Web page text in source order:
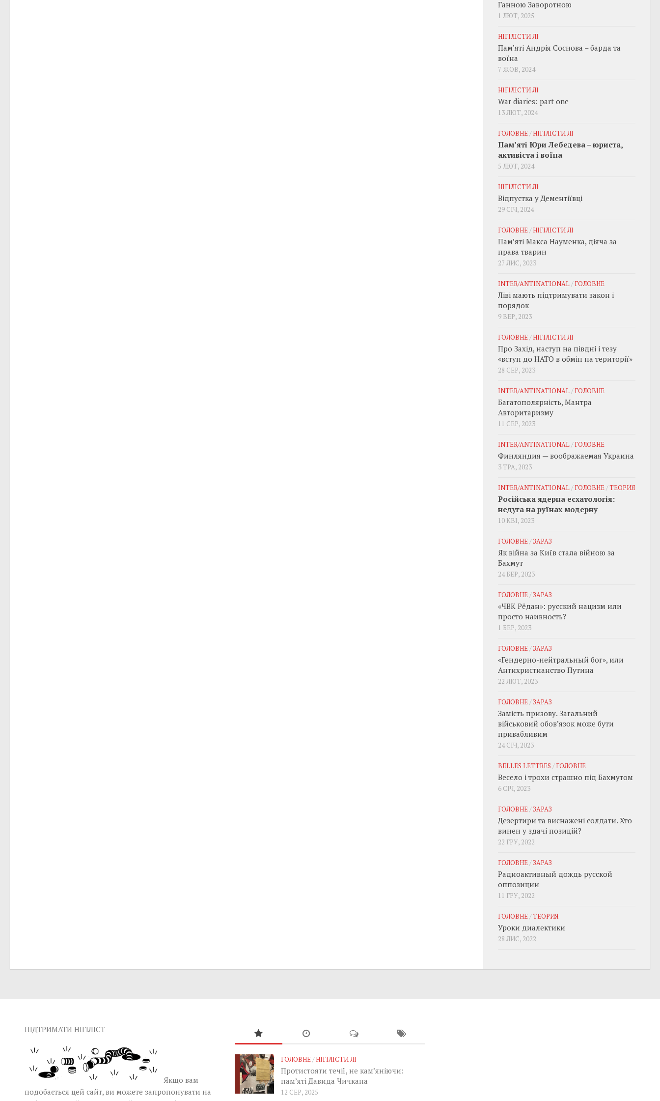
Ганною Заворотною
1 ЛЮТ, 2025
НІГІЛІСТИ ЛІ
Пам’яті Андрія Соснова – барда та
воїна
7 ЖОВ, 2024
НІГІЛІСТИ ЛІ
War diaries: part one
13 ЛЮТ, 2024
ГОЛОВНЕ/НІГІЛІСТИ ЛІ
Пам’яті Юри Лебедева – юриста,
активіста і воїна
5 ЛЮТ, 2024
НІГІЛІСТИ ЛІ
Відпустка у Дементіївці
29 СІЧ, 2024
ГОЛОВНЕ/НІГІЛІСТИ ЛІ
Пам’яті Макса Науменка, діяча за
права тварин
27 ЛИС, 2023
INTER/ANTINATIONAL/ГОЛОВНЕ
Ліві мають підтримувати закон і
порядок
9 ВЕР, 2023
ГОЛОВНЕ/НІГІЛІСТИ ЛІ
Про Захід, наступ на півдні і тезу
«вступ до НАТО в обмін на території»
28 СЕР, 2023
INTER/ANTINATIONAL/ГОЛОВНЕ
Багатополярність, Мантра
Авторитаризму
11 СЕР, 2023
INTER/ANTINATIONAL/ГОЛОВНЕ
Финляндия — воображаемая Украина
3 ТРА, 2023
INTER/ANTINATIONAL/ГОЛОВНЕ/ТЕОРИЯ
Російська ядерна есхатологія:
недуга на руїнах модерну
10 КВІ, 2023
ГОЛОВНЕ/ЗАРАЗ
Як війна за Київ стала війною за
Бахмут
24 БЕР, 2023
ГОЛОВНЕ/ЗАРАЗ
«ЧВК Рёдан»: русский нацизм или
просто наивность?
1 БЕР, 2023
ГОЛОВНЕ/ЗАРАЗ
«Гендерно-нейтральный бог», или
Антихристианство Путина
22 ЛЮТ, 2023
ГОЛОВНЕ/ЗАРАЗ
Замість призову. Загальний
військовий обовʼязок може бути
привабливим
24 СІЧ, 2023
BELLES LETTRES /ГОЛОВНЕ
Весело і трохи страшно під Бахмутом
6 СІЧ, 2023
ГОЛОВНЕ/ЗАРАЗ
Дезертири та виснажені солдати. Хто
винен у здачі позицій?
22 ГРУ, 2022
ГОЛОВНЕ/ЗАРАЗ
Радиоактивный дождь русской
оппозиции
11 ГРУ, 2022
ГОЛОВНЕ/ТЕОРИЯ
Уроки диалектики
28 ЛИС, 2022
ПІДТРИМАТИ НІГІЛІСТ
Якщо вам
подобається цей сайт, ви можете запропонувати на
ГОЛОВНЕ/НІГІЛІСТИ ЛІ
Протистояти течії, не кам’яніючи:
пам’яті Давида Чичкана
12 СЕР, 2025